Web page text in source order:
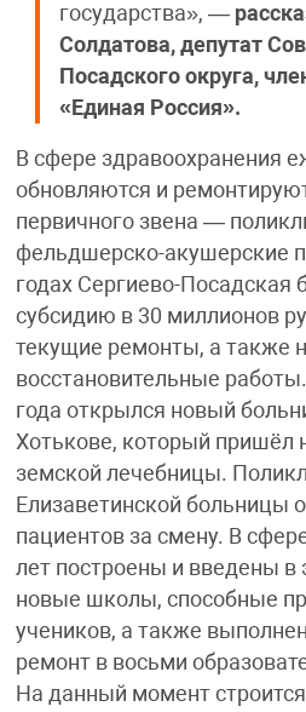
государства», —
Солдатова, депутат
Посадского округа,
«Единая Россия».
В сфере здравоохранения
обновляются и
первичного звена —
фельдшерско-акушерские
годах Сергиево-Посадская
субсидию в 30 миллионов
текущие ремонты, а также
восстановительные
года открылся новый
Хотькове, который пришёл
земской лечебницы.
Елизаветинской больницы
пациентов за смену. В
лет построены и введены в
новые школы, способные
учеников, а также
ремонт в восьми
На данный момент